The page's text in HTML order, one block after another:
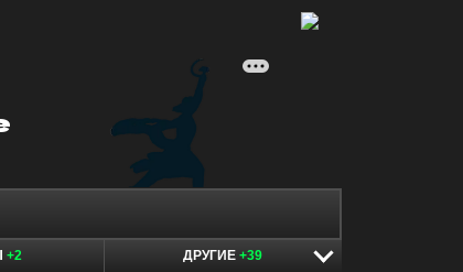
+2 ДРУГИЕ +39